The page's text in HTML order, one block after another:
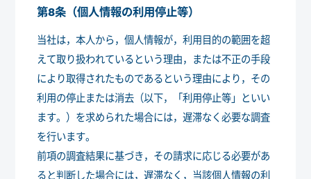
第8条（個人情報の利用停止等）
当社は，本人から，個人情報が，利用目的の範囲を超
えて取り扱われているという理由，または不正の手段
により取得されたものであるという理由により，その
利用の停止または消去（以下，「利用停止等」といい
ます。）を求められた場合には，遅滞なく必要な調査
を行います。
前項の調査結果に基づき，その請求に応じる必要があ
ると判断した場合には，遅滞なく，当該個人情報の利